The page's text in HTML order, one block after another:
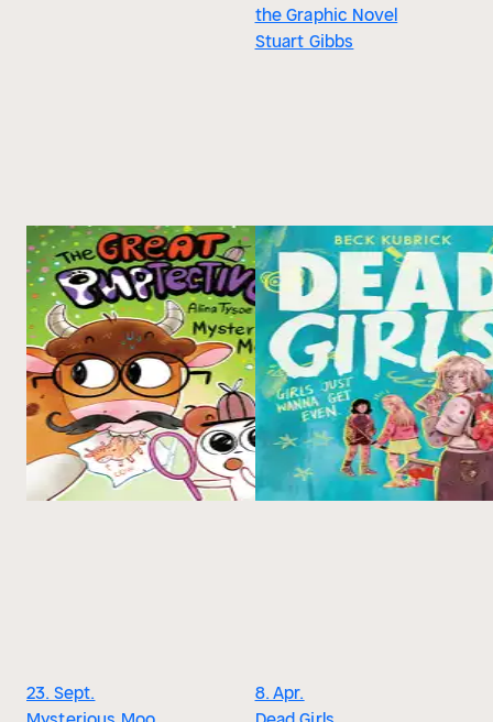
the Graphic Novel
Stuart Gibbs
23. Sept.
8. Apr.